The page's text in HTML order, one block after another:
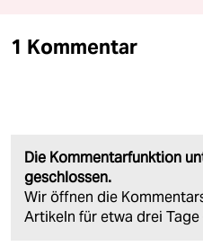
1 Kommentar
Die Kommentarfunktion
geschlossen.
Wir öffnen die
Artikeln für etwa drei Tage